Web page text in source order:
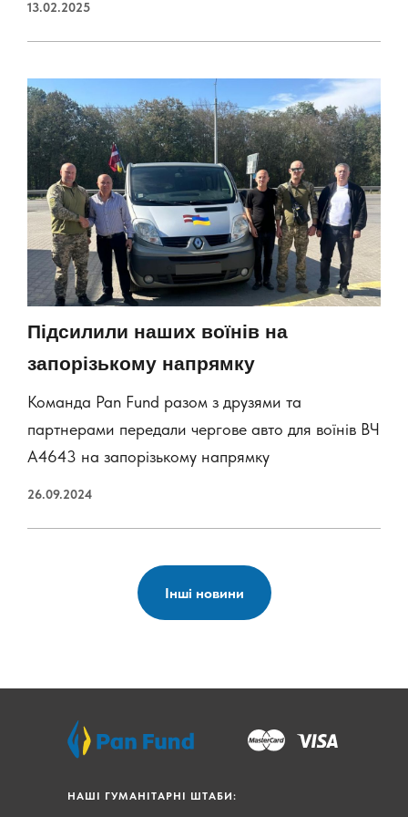
13.02.2025
Підсилили наших воїнів на
запорізькому напрямку
Команда Pan Fund разом з друзями та
партнерами передали чергове авто для воїнів ВЧ
А4643 на запорізькому напрямку
26.09.2024
Іншi новини
НАШІ ГУМАНІТАРНІ ШТАБИ: